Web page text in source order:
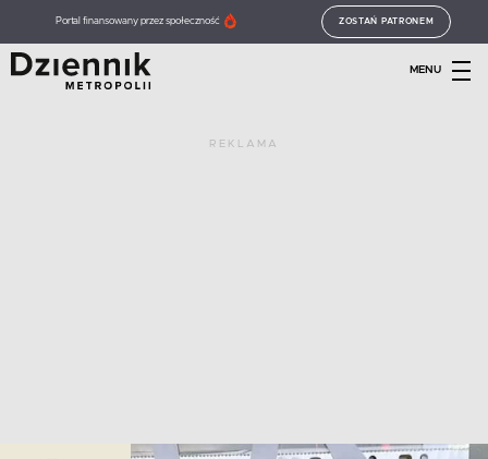
Portal finansowany przez społeczność ZOSTAŃ PATRONEM
MENU
REKLAMA